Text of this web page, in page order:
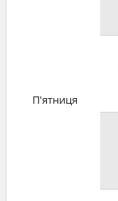
П'ятниця